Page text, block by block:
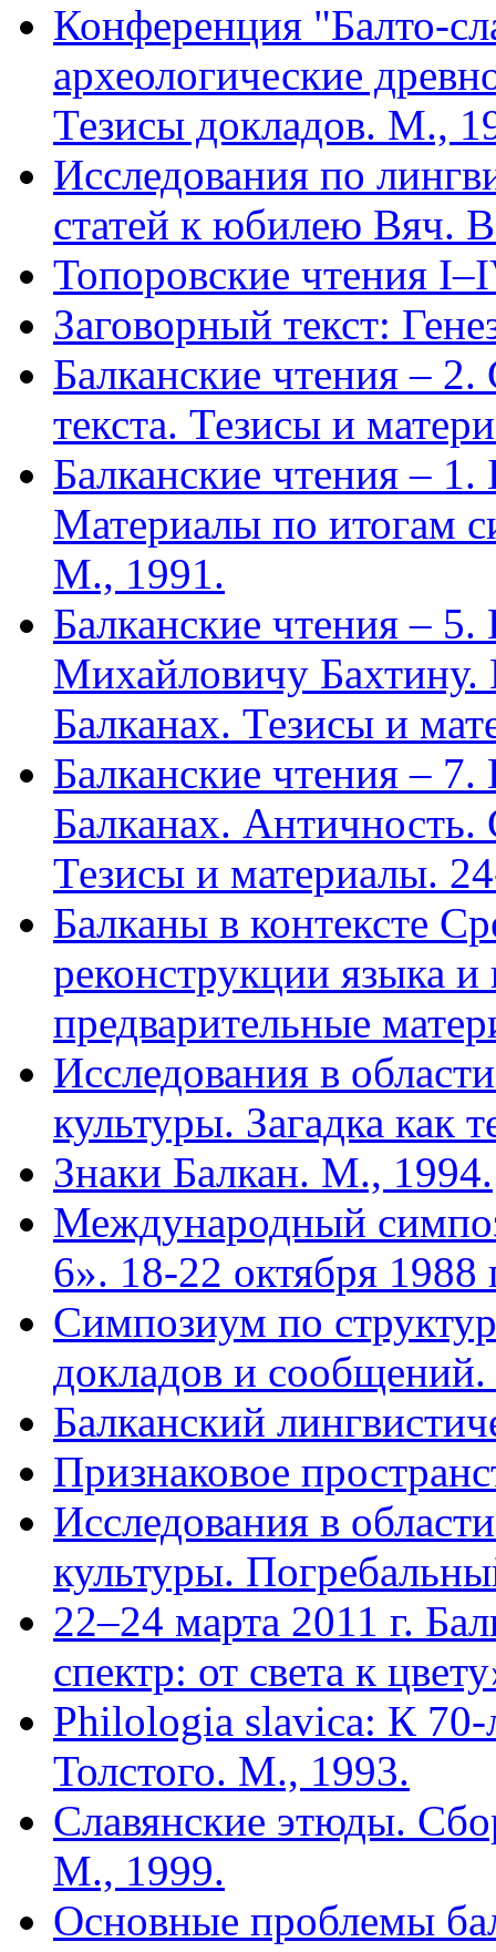
Конференция "Балто-
археологические
Тезисы докладов. М.,
Исследования по
статей к юбилею Вяч.
Топоровские чтения
Заговорный текст:
Балканские чтения –
текста. Тезисы и
Балканские чтения – 1.
Материалы по итогам
М., 1991.
Балканские чтения –
Михайловичу Бахтину.
Балканах. Тезисы и
Балканские чтения –
Балканах. Античность.
Тезисы и материалы.
Балканы в контексте
реконструкции языка
предварительные
Исследования в
культуры. Загадка как
Знаки Балкан. М., 1994.
Международный
6». 18-22 октября
Симпозиум по
докладов и
Балканский
Признаковое
Исследования в
культуры.
22–24 марта 2011 г.
спектр: от света к
Philologia slavica: К
Толстого. М., 1993.
Славянские этюды.
М., 1999.
Основные проблемы